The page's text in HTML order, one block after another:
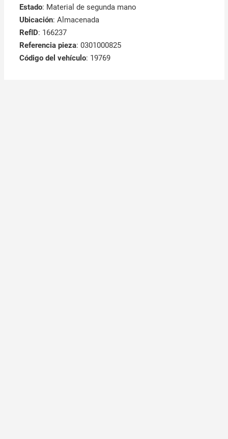
Estado: Material de segunda mano
Ubicación: Almacenada
RefID: 166237
Referencia pieza: 0301000825
Código del vehículo: 19769